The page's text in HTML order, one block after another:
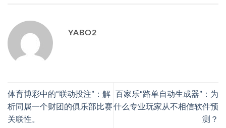
YABO2
体育博彩中的“联动投注”：解
析同属一个财团的俱乐部比赛
关联性。
百家乐“路单自动生成器”：为
什么专业玩家从不相信软件预
测？